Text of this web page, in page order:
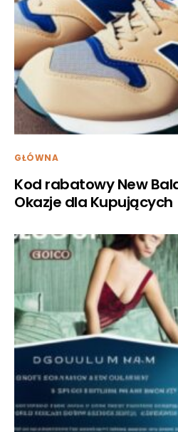
GŁÓWNA
Kod rabatowy New
Okazje dla Kupujących